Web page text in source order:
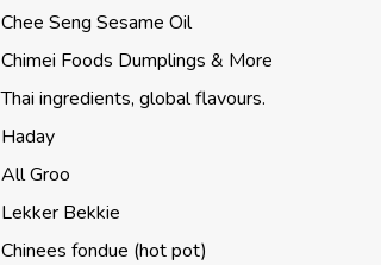
Chee Seng Sesame Oil
Chimei Foods Dumplings & More
Thai ingredients, global flavours.
Haday
All Groo
Lekker Bekkie
Chinees fondue (hot pot)